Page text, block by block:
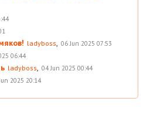
ladyboss, 06 Jun 2025 07:53
06:44
ladyboss, 04 Jun 2025 00:44
2025 20:14